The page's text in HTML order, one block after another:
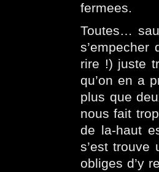
fermees.
Toutes…
rire !) juste
qu’on en a
plus que
nous fait
de la-haut
s’est trouve
obliges d’y